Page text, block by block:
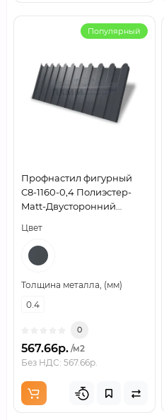
Популярный
Профнастил фигурный
C8-1160-0,4 Полиэстер-
Matt-Двусторонний
Цвет
Толщина металла, (мм)
0.4
0
567.66р. /м2
Без НДС: 567.66р.